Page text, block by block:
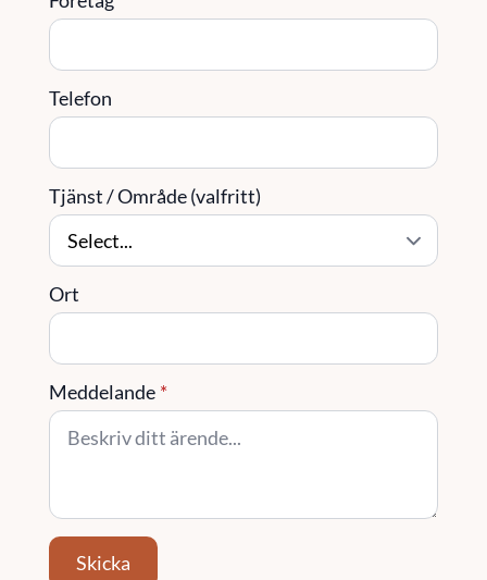
Telefon
Tjänst / Område (valfritt)
Ort
Meddelande *
Skicka